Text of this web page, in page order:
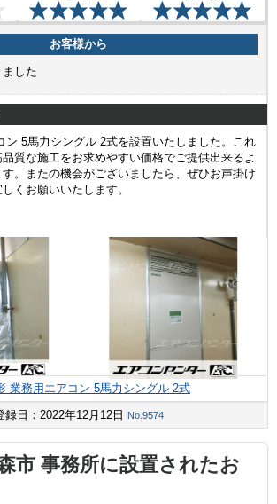
お客様から
した
ン 5馬力シングル 2式を設置いたしました。これ
質な施工をお求めやすい価格でご提供出来るよ
。またの機会がございましたら、ぜひお声掛け
くお願いいたします。
業務用エアコン 5馬力シングル 2式
録日：2022年12月12日
No.9574
市 事務所に設置されたお